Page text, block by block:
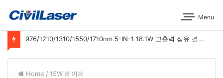
Menu
976/1210/1310/1550/1710nm 5-IN-1 18.1W 고출력 섬유 결합 레이저 운영 시연
Home / 15W 레이저